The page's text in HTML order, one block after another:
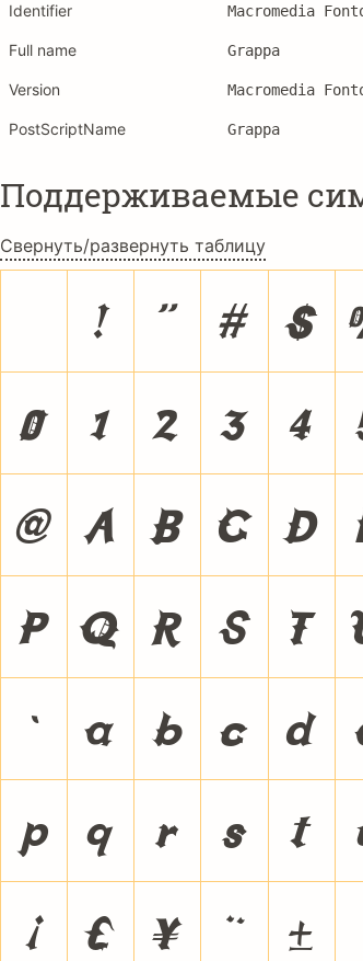
Identifier Macromedia
Full name Grappa
Version Macromedia
PostScriptName Grappa
Поддерживаемые
Свернуть/развернуть таблицу
! " # $
0
1 2 3 4
@ A B C D
P Q R S T
`
a b c d
p
q r s t
¡
£ ¥ ¨ ±